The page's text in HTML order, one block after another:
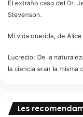
El extraño caso del Dr.
Stevenson.
Mi vida querida, de
Lucrecio: De la
la ciencia eran la misma
Les